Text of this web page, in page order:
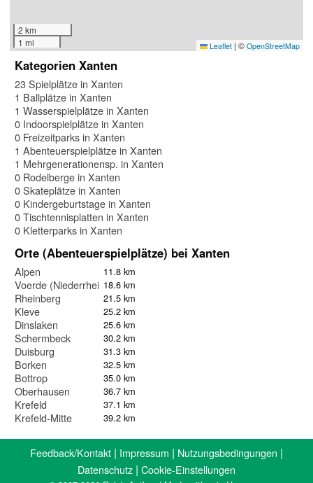
2 km
1 mi
Leaflet | © OpenStreetMap
Kategorien Xanten
23 Spielplätze in Xanten
1 Ballplätze in Xanten
1 Wasserspielplätze in Xanten
0 Indoorspielplätze in Xanten
0 Freizeitparks in Xanten
1 Abenteuerspielplätze in Xanten
1 Mehrgenerationensp. in Xanten
0 Rodelberge in Xanten
0 Skateplätze in Xanten
0 Kindergeburtstage in Xanten
0 Tischtennisplatten in Xanten
0 Kletterparks in Xanten
Orte (Abenteuerspielplätze) bei Xanten
Alpen 11.8 km
Voerde (Niederrhein)18.6 km
Rheinberg 21.5 km
Kleve 25.2 km
Dinslaken 25.6 km
Schermbeck 30.2 km
Duisburg 31.3 km
Borken 32.5 km
Bottrop 35.0 km
Oberhausen 36.7 km
Krefeld 37.1 km
Krefeld-Mitte 39.2 km
Feedback/Kontakt | Impressum | Nutzungsbedingungen |
Datenschutz | Cookie-Einstellungen